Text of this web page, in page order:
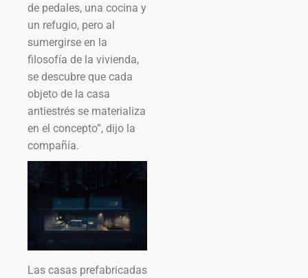
de pedales, una cocina y
un refugio, pero al
sumergirse en la
filosofía de la vivienda,
se descubre que cada
objeto de la casa
antiestrés se materializa
en el concepto”, dijo la
compañía.
Las casas prefabricadas